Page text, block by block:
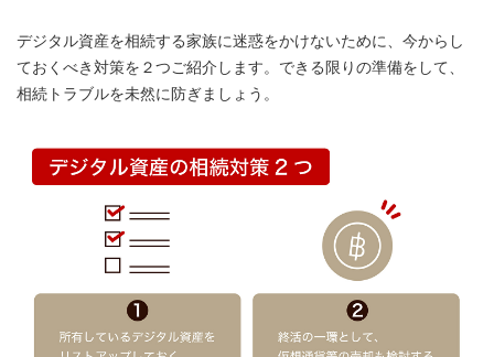
デジタル資産を相続する家族に迷惑をかけないために、今からし
ておくべき対策を２つご紹介します。できる限りの準備をして、
相続トラブルを未然に防ぎましょう。